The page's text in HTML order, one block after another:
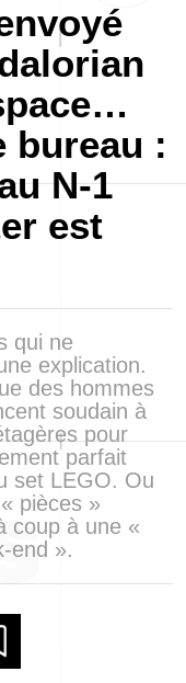
bureau :
N-1
est
qui ne
explication.
des hommes
soudain à
pour
parfait
set LEGO. Ou
pièces »
coup à une «
end ».